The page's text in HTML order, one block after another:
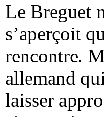
Le Breguet
s’aperçoit
rencontre.
allemand
laisser